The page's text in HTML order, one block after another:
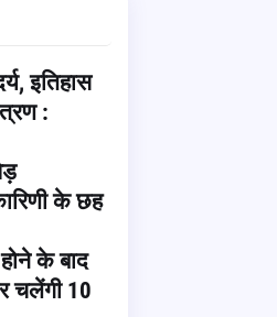
इतिहास
:
के छह
के बाद
चलेंगी 10